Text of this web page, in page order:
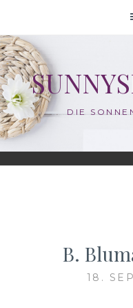
content
DIE
B.
18.